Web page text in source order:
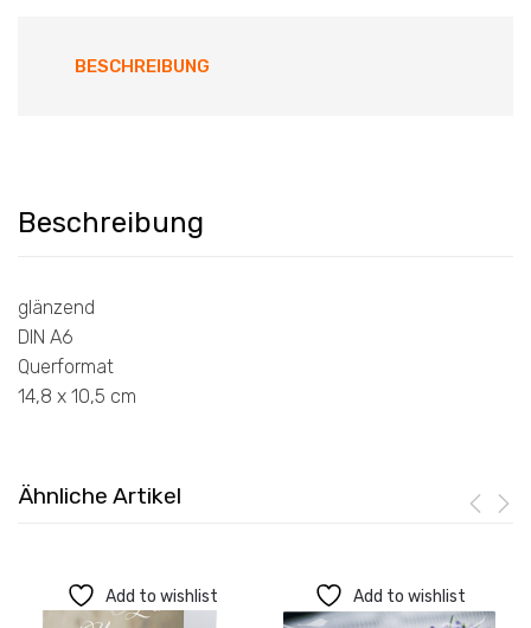
BESCHREIBUNG
Beschreibung
glänzend
DIN A6
Querformat
14,8 x 10,5 cm
Ähnliche Artikel
Add to wishlist Add to wishlist